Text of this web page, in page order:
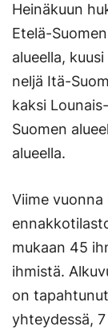
Heinäkuun
Etelä-Suomen
alueella,
neljä Itä-
kaksi
Suomen
alueella.
Viime vuonna
mukaan 45
ihmistä.
on
yhteydessä,